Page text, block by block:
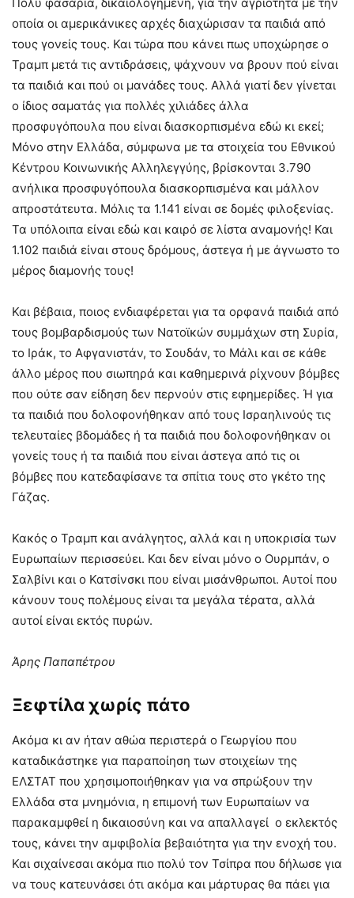
οποία οι αμερικάνικες αρχές διαχώρισαν τα παιδιά από
τους γονείς τους. Και τώρα που κάνει πως υποχώρησε ο
Τραμπ μετά τις αντιδράσεις, ψάχνουν να βρουν πού είναι
τα παιδιά και πού οι μανάδες τους. Αλλά γιατί δεν γίνεται
ο ίδιος σαματάς για πολλές χιλιάδες άλλα
προσφυγόπουλα που είναι διασκορπισμένα εδώ κι εκεί;
Μόνο στην Ελλάδα, σύμφωνα με τα στοιχεία του Εθνικού
Κέντρου Κοινωνικής Αλληλεγγύης, βρίσκονται 3.790
ανήλικα προσφυγόπουλα διασκορπισμένα και μάλλον
απροστάτευτα. Μόλις τα 1.141 είναι σε δομές φιλοξενίας.
Τα υπόλοιπα είναι εδώ και καιρό σε λίστα αναμονής! Και
1.102 παιδιά είναι στους δρόμους, άστεγα ή με άγνωστο το
μέρος διαμονής τους!
Και βέβαια, ποιος ενδιαφέρεται για τα ορφανά παιδιά από
τους βομβαρδισμούς των Νατοϊκών συμμάχων στη Συρία,
το Ιράκ, το Αφγανιστάν, το Σουδάν, το Μάλι και σε κάθε
άλλο μέρος που σιωπηρά και καθημερινά ρίχνουν βόμβες
που ούτε σαν είδηση δεν περνούν στις εφημερίδες. Ή για
τα παιδιά που δολοφονήθηκαν από τους Ισραηλινούς τις
τελευταίες βδομάδες ή τα παιδιά που δολοφονήθηκαν οι
γονείς τους ή τα παιδιά που είναι άστεγα από τις οι
βόμβες που κατεδαφίσανε τα σπίτια τους στο γκέτο της
Γάζας.
Κακός ο Τραμπ και ανάλγητος, αλλά και η υποκρισία των
Ευρωπαίων περισσεύει. Και δεν είναι μόνο ο Ουρμπάν, ο
Σαλβίνι και ο Κατσίνσκι που είναι μισάνθρωποι. Αυτοί που
κάνουν τους πολέμους είναι τα μεγάλα τέρατα, αλλά
αυτοί είναι εκτός πυρών.
Άρης Παπαπέτρου
Ξεφτίλα χωρίς πάτο
Ακόμα κι αν ήταν αθώα περιστερά ο Γεωργίου που
καταδικάστηκε για παραποίηση των στοιχείων της
ΕΛΣΤΑΤ που χρησιμοποιήθηκαν για να σπρώξουν την
Ελλάδα στα μνημόνια, η επιμονή των Ευρωπαίων να
παρακαμφθεί η δικαιοσύνη και να απαλλαγεί ο εκλεκτός
τους, κάνει την αμφιβολία βεβαιότητα για την ενοχή του.
Και σιχαίνεσαι ακόμα πιο πολύ τον Τσίπρα που δήλωσε για
να τους κατευνάσει ότι ακόμα και μάρτυρας θα πάει για